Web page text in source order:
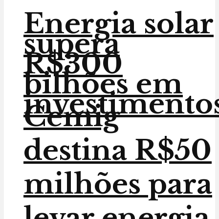
Energia solar
supera
R$300
bilhões em
Cemig
destina R$50
milhões para